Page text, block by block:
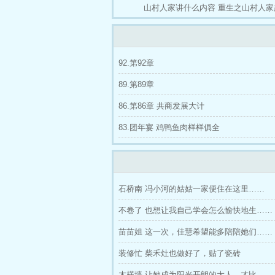
山村人家讲什么内容 重生之山村人
92.第92章
89.第89章
86.第86章 共商发展大计
83.团年宴 鸡鸭鱼肉样样俱全
石桥南 冯小河的姑姑一家便住在这里……
不卷了 也想让我自己学会怎么愉快地生……
苗苗姐 这一次，佳慧希望能多陪陪她们……
装修忙 柴禾灶也做好了，贴了瓷砖